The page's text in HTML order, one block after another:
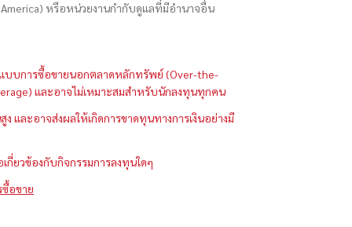
หรือหน่วยงานกำกับดูแลที่มีอำนาจอื่น
แบบการซื้อขายนอกตลาดหลักทรัพย์ (Over-the-
และอาจไม่เหมาะสมสำหรับนักลงทุนทุกคน
ง และอาจส่งผลให้เกิดการขาดทุนทางการเงินอย่างมี
กี่ยวข้องกับกิจกรรมการลงทุนใดๆ
ซื้อขาย